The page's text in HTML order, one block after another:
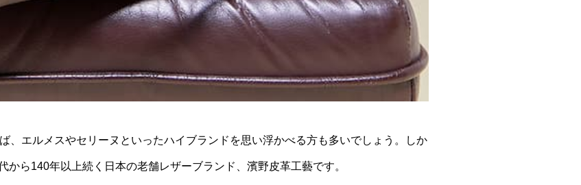
、エルメスやセリーヌといったハイブランドを思い浮かべる方も多いでしょう。しか
から140年以上続く日本の老舗レザーブランド、 濱野皮革工藝です。